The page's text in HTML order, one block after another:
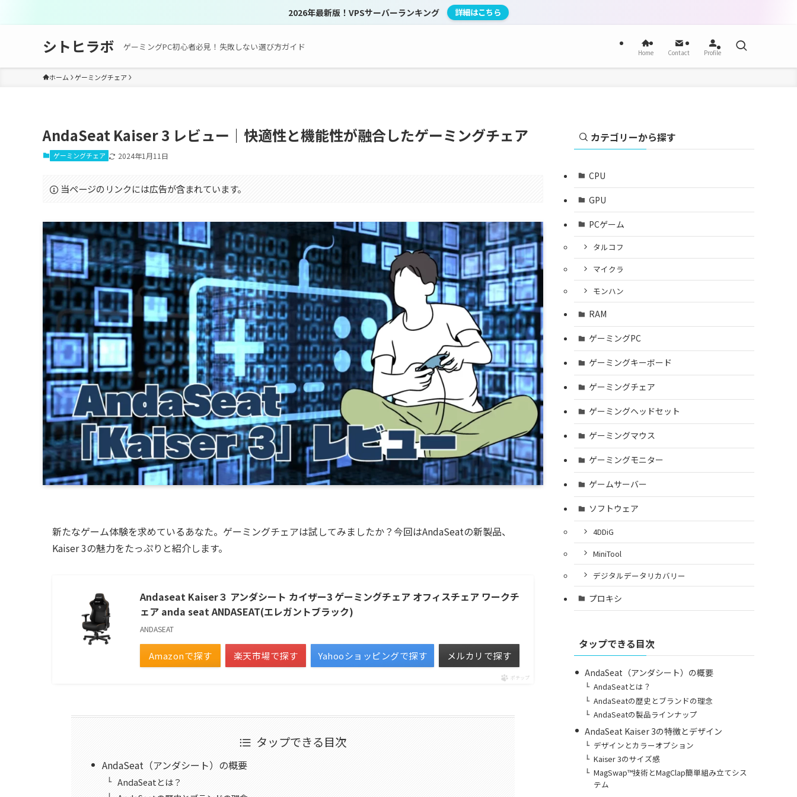
2026年最新版！VPSサーバーランキング 詳細はこちら
シトヒラボ ゲーミングPC初心者必見！失敗しない選び方ガイド
Home Contact Profile
ホーム ゲーミングチェア
AndaSeat Kaiser 3 レビュー｜快適性と機能性が融合したゲーミングチェア
ゲーミングチェア 2024年1月11日
当ページのリンクには広告が含まれています。
新たなゲーム体験を求めているあなた。ゲーミングチェアは試してみましたか？今回はAndaSeatの新製品、
Kaiser 3の魅力をたっぷりと紹介します。
Andaseat Kaiser３ アンダシート カイザー3 ゲーミングチェア オフィスチェア ワークチ
ェア anda seat ANDASEAT(エレガントブラック)
ANDASEAT
Amazonで探す 楽天市場で探す Yahooショッピングで探す メルカリで探す
ポチップ
タップできる目次
AndaSeat（アンダシート）の概要
AndaSeatとは？
カテゴリーから探す
CPU
GPU
PCゲーム
タルコフ
マイクラ
モンハン
RAM
ゲーミングPC
ゲーミングキーボード
ゲーミングチェア
ゲーミングヘッドセット
ゲーミングマウス
ゲーミングモニター
ゲームサーバー
ソフトウェア
4DDiG
MiniTool
デジタルデータリカバリー
プロキシ
タップできる目次
AndaSeat（アンダシート）の概要
AndaSeatとは？
AndaSeatの歴史とブランドの理念
AndaSeatの製品ラインナップ
AndaSeat Kaiser 3の特徴とデザイン
デザインとカラーオプション
Kaiser 3のサイズ感
MagSwap™技術とMagClap簡単組み立てシス
テム